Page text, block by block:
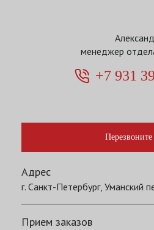
менеджер
+7 931
Адрес
г. Санкт-Петербург, Уманский
Прием заказов